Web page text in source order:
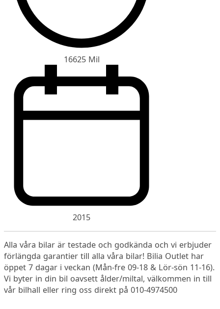
16625 Mil
2015
Alla våra bilar är testade och godkända och vi erbjuder
förlängda garantier till alla våra bilar! Bilia Outlet har
öppet 7 dagar i veckan (Mån-fre 09-18 & Lör-sön 11-16).
Vi byter in din bil oavsett ålder/miltal, välkommen in till
vår bilhall eller ring oss direkt på 010-4974500